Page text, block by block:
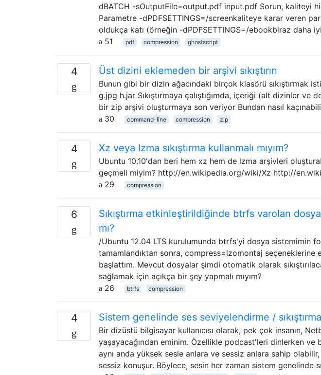
dBATCH -sOutputFile=output.pdf input.pdf Sorun, kaliteyi
Parametre -dPDFSETTINGS=/screenkaliteye karar veren
oldukça katı (örneğin -dPDFSETTINGS=/ebookbiraz daha
51
pdf compression ghostscript
4 Üst dizini eklemeden bir arşivi sıkıştırın
Bunun gibi bir dizin ağacındaki birçok klasörü sıkıştırmak
g.jpg h.jar Sıkıştırmaya çalıştığımda, içeriği (alt dizinler
bir zip arşivi oluşturmaya son veriyor Bundan nasıl
30
command-line compression zip
4 Xz veya lzma sıkıştırma kullanmalı mıyım?
Ubuntu 10.10'dan beri hem xz hem de lzma arşivleri
geçmeli miyim? http://en.wikipedia.org/wiki/Xz http://
29
compression
6
Sıkıştırma etkinleştirildiğinde btrfs varolan
mı?
/Ubuntu 12.04 LTS kurulumunda btrfs'yi dosya sistemimin
tamamlandıktan sonra, compress=lzomontaj
başlattım. Mevcut dosyalar şimdi otomatik olarak
sağlamak için açıkça bir şey yapmalı mıyım?
26
btrfs compression
4 Sistem genelinde ses seviyelendirme /
Bir dizüstü bilgisayar kullanıcısı olarak, pek çok insanın,
yaşayacağından eminim. Özellikle podcast'leri dinlerken ve
aynı anda yüksek sesle anlara ve sessiz anlara sahip
sessiz konuşur. Böylece, sesin her zaman sistem genelinde